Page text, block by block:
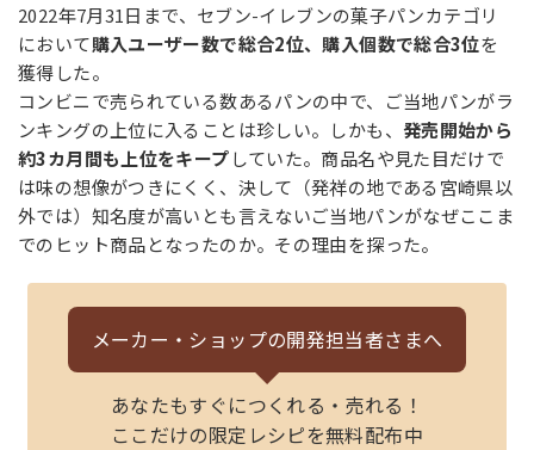
2022年7月31日まで、セブン-イレブンの菓子パンカテゴリ
において購入ユーザー数で総合2位、購入個数で総合3位を
獲得した。
コンビニで売られている数あるパンの中で、ご当地パンがラ
ンキングの上位に入ることは珍しい。しかも、 発売開始から
約3カ月間も上位をキープしていた。商品名や見た目だけで
は味の想像がつきにくく、決して（発祥の地である宮崎県以
外では）知名度が高いとも言えないご当地パンがなぜここま
でのヒット商品となったのか。その理由を探った。
メーカー・ショップの開発担当者さまへ
あなたもすぐにつくれる・売れる！
ここだけの限定レシピを無料配布中